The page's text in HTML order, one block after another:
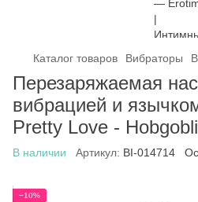
Каталог товаров Вибраторы
Перезаряжаемая
вибрацией и
Pretty Love -
В наличии Артикул: BI-014714
−10%